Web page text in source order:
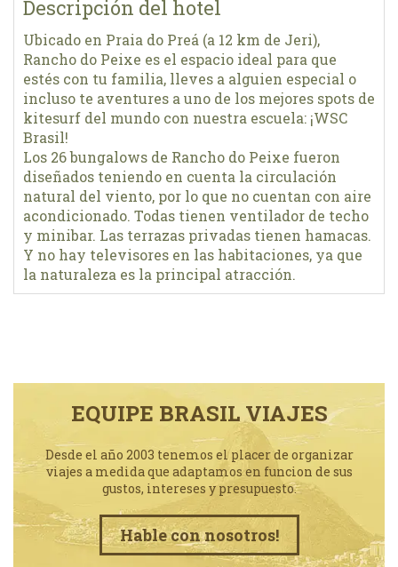
Descripción del hotel
Ubicado en Praia do Preá (a 12 km de Jeri),
Rancho do Peixe es el espacio ideal para que
estés con tu familia, lleves a alguien especial o
incluso te aventures a uno de los mejores spots de
kitesurf del mundo con nuestra escuela: ¡WSC
Brasil!
Los 26 bungalows de Rancho do Peixe fueron
diseñados teniendo en cuenta la circulación
natural del viento, por lo que no cuentan con aire
acondicionado. Todas tienen ventilador de techo
y minibar. Las terrazas privadas tienen hamacas.
Y no hay televisores en las habitaciones, ya que
la naturaleza es la principal atracción.
EQUIPE BRASIL VIAJES
Desde el año 2003 tenemos el placer de organizar
viajes a medida que adaptamos en funcion de sus
gustos, intereses y presupuesto.
Hable con nosotros!